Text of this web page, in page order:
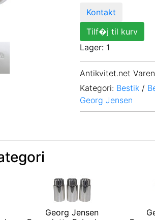
Kontakt
Tilf�j til kurv
Lager: 1
Antikvitet.net
Kategori: Bestik /
Georg Jensen
Georg Jensen